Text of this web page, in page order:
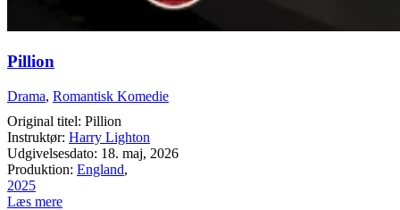
Pillion
Drama, Romantisk Komedie
Original titel: Pillion
Instruktør: Harry Lighton
Udgivelsesdato: 18. maj, 2026
Produktion: England,
2025
Læs mere